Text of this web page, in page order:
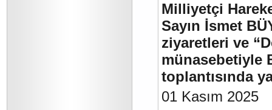
Milliyetçi
Sayın İsmet
ziyaretleri ve
münasebetiyle
toplantısında
01 Kasım 2025